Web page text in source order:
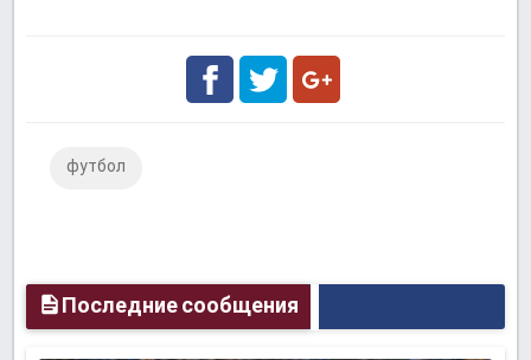
футбол
Последние сообщения